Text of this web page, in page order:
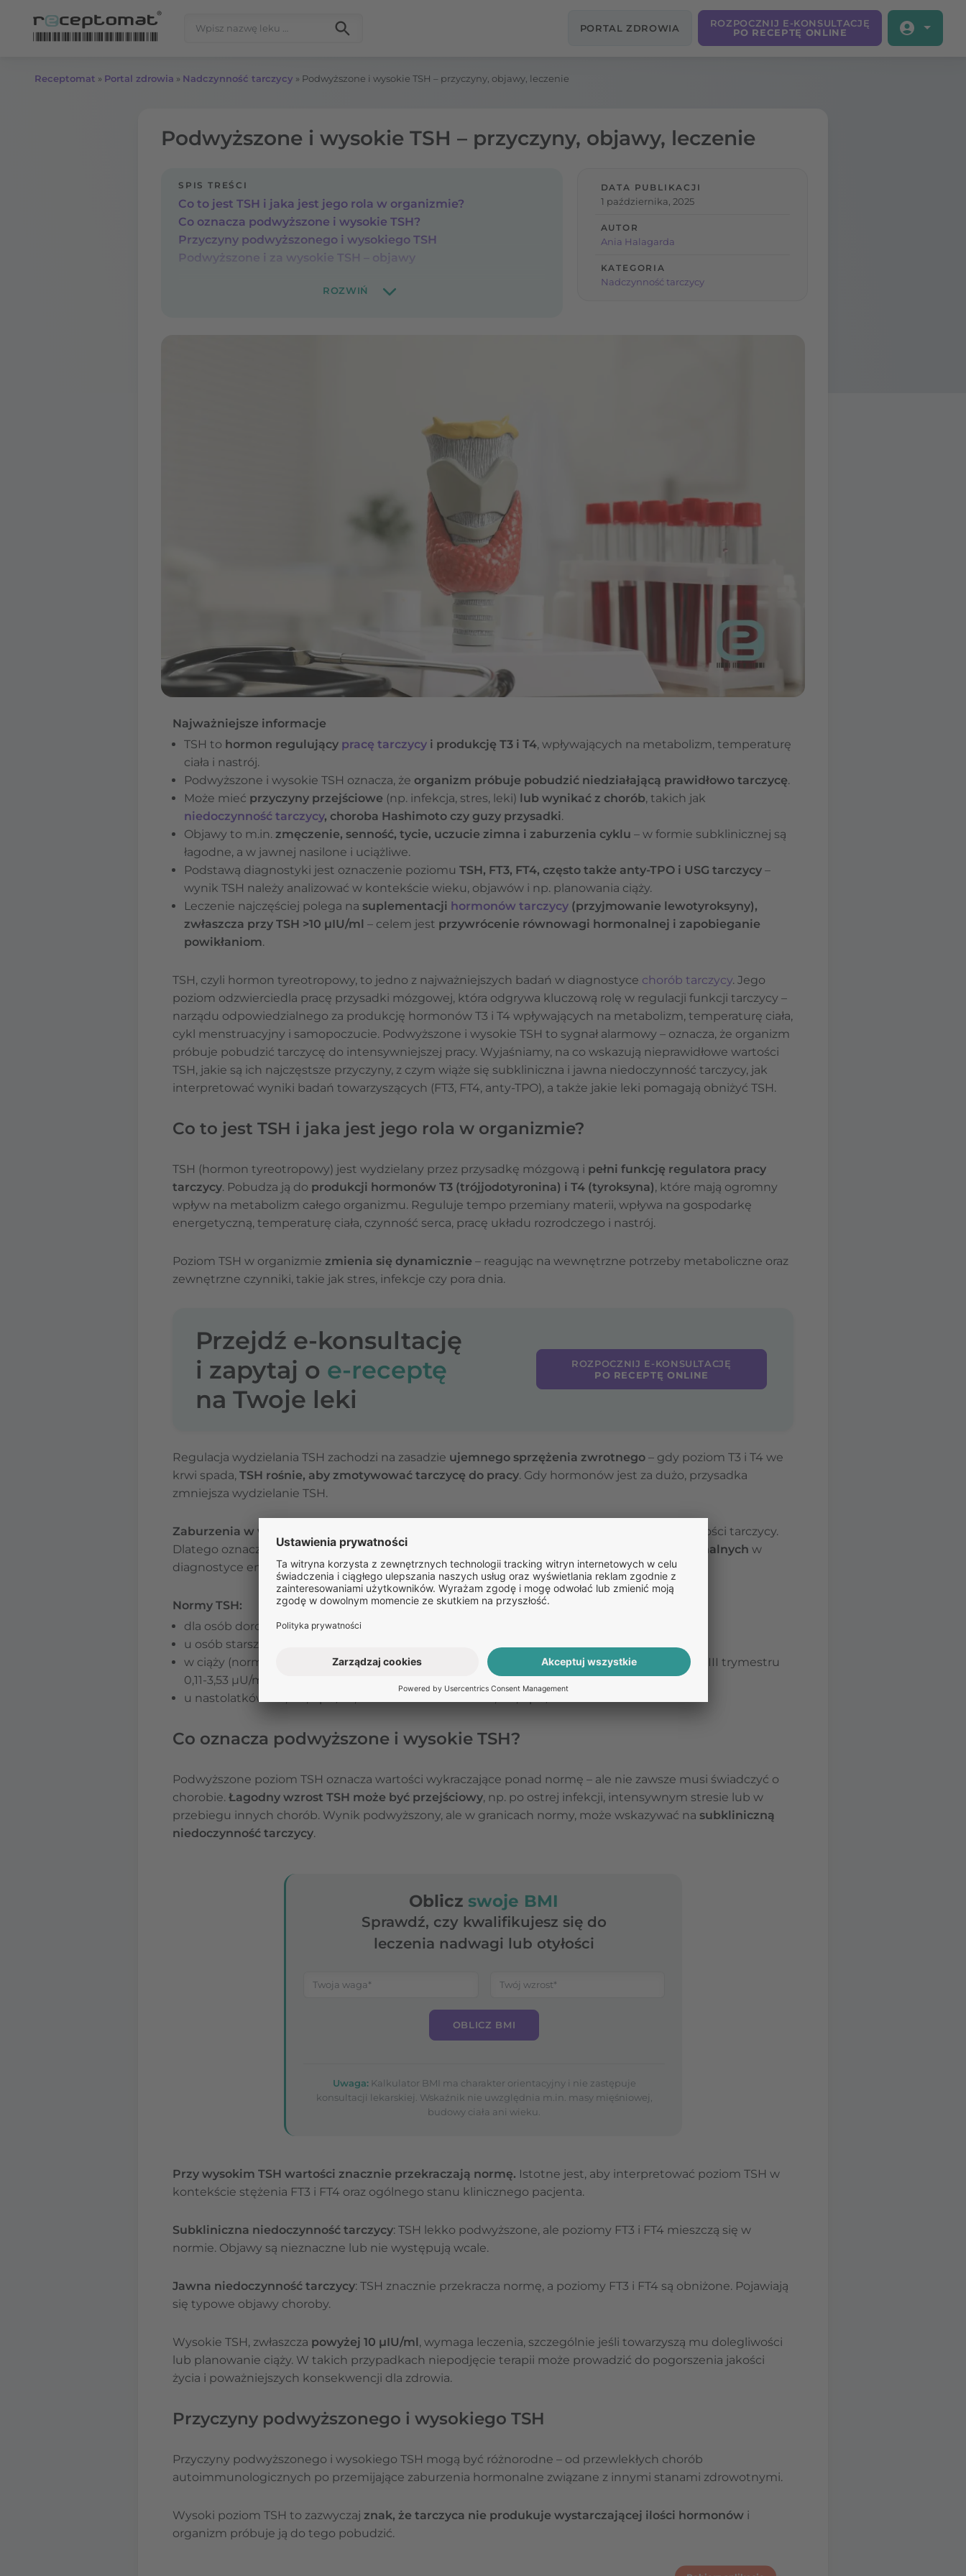
PORTAL ZDROWIA
ROZPOCZNIJ E-KONSULTACJĘ
PO RECEPTĘ ONLINE
Receptomat » Portal zdrowia » Nadczynność tarczycy » Podwyższone i wysokie TSH – przyczyny, objawy, leczenie
Podwyższone i wysokie TSH – przyczyny, objawy, leczenie
SPIS TREŚCI
Co to jest TSH i jaka jest jego rola w organizmie?
Co oznacza podwyższone i wysokie TSH?
Przyczyny podwyższonego i wysokiego TSH
Podwyższone i za wysokie TSH – objawy
DATA PUBLIKACJI
1 października, 2025
AUTOR
Ania Halagarda
KATEGORIA
Nadczynność tarczycy
Najważniejsze informacje
TSH to hormon regulujący pracę tarczycy i produkcję T3 i T4, wpływających na metabolizm, temperaturę
ciała i nastrój.
Podwyższone i wysokie TSH oznacza, że organizm próbuje pobudzić niedziałającą prawidłowo tarczycę.
Może mieć przyczyny przejściowe (np. infekcja, stres, leki) lub wynikać z chorób, takich jak
niedoczynność tarczycy, choroba Hashimoto czy guzy przysadki.
Objawy to m.in. zmęczenie, senność, tycie, uczucie zimna i zaburzenia cyklu – w formie subklinicznej są
łagodne, a w jawnej nasilone i uciążliwe.
Podstawą diagnostyki jest oznaczenie poziomu TSH, FT3, FT4, często także anty-TPO i USG tarczycy –
wynik TSH należy analizować w kontekście wieku, objawów i np. planowania ciąży.
Leczenie najczęściej polega na suplementacji hormonów tarczycy (przyjmowanie lewotyroksyny),
zwłaszcza przy TSH >10 µIU/ml – celem jest przywrócenie równowagi hormonalnej i zapobieganie
powikłaniom.
TSH, czyli hormon tyreotropowy, to jedno z najważniejszych badań w diagnostyce chorób tarczycy. Jego
poziom odzwierciedla pracę przysadki mózgowej, która odgrywa kluczową rolę w regulacji funkcji tarczycy –
narządu odpowiedzialnego za produkcję hormonów T3 i T4 wpływających na metabolizm, temperaturę ciała,
cykl menstruacyjny i samopoczucie. Podwyższone i wysokie TSH to sygnał alarmowy – oznacza, że organizm
próbuje pobudzić tarczycę do intensywniejszej pracy. Wyjaśniamy, na co wskazują nieprawidłowe wartości
TSH, jakie są ich najczęstsze przyczyny, z czym wiąże się subkliniczna i jawna niedoczynność tarczycy, jak
interpretować wyniki badań towarzyszących (FT3, FT4, anty-TPO), a także jakie leki pomagają obniżyć TSH.
Co to jest TSH i jaka jest jego rola w organizmie?
TSH (hormon tyreotropowy) jest wydzielany przez przysadkę mózgową i pełni funkcję regulatora pracy
tarczycy. Pobudza ją do produkcji hormonów T3 (trójjodotyronina) i T4 (tyroksyna), które mają ogromny
wpływ na metabolizm całego organizmu. Reguluje tempo przemiany materii, wpływa na gospodarkę
energetyczną, temperaturę ciała, czynność serca, pracę układu rozrodczego i nastrój.
Poziom TSH w organizmie zmienia się dynamicznie – reagując na wewnętrzne potrzeby metaboliczne oraz
zewnętrzne czynniki, takie jak stres, infekcje czy pora dnia.
Przejdź e-konsultację
i zapytaj o e-receptę
na Twoje leki
ROZPOCZNIJ E-KONSULTACJĘ
PO RECEPTĘ ONLINE
Regulacja wydzielania TSH zachodzi na zasadzie ujemnego sprzężenia zwrotnego – gdy poziom T3 i T4 we
krwi spada, TSH rośnie, aby zmotywować tarczycę do pracy. Gdy hormonów jest za dużo, przysadka
zmniejsza wydzielanie TSH.
Zaburzenia w wydzielaniu TSH
mogą prowadzić zarówno do niedoczynności, jak i nadczynności tarczycy.
Dlatego oznaczenie hormony tyreotropowego
jest to jedno z podstawowych badań hormonalnych w
diagnostyce endokrynologicznej.
Normy TSH:
dla osób dorosłych – 0,4 do 4,0 μU/ml,
u osób starszych (powyżej 70 lat) – do 6,0 µIU/ml,
w ciąży (normy są trochę niższe) – dla I trymestru 0.009-3,18, dla II trymestru 0,05-3,44, a dla III trymestru
0,11-3,53 μU/ml,
u nastolatków – 0,4-5,0 μU/ml, a u dzieci kilkuletnich 0,4-6,0 μU/ml.
Co oznacza podwyższone i wysokie TSH?
Podwyższone poziom TSH oznacza wartości wykraczające ponad normę – ale nie zawsze musi świadczyć o
chorobie. Łagodny wzrost TSH może być przejściowy, np. po ostrej infekcji, intensywnym stresie lub w
przebiegu innych chorób. Wynik podwyższony, ale w granicach normy, może wskazywać na subkliniczną
niedoczynność tarczycy.
Obliczswoje BMI
Sprawdź, czy kwalifikujesz się do
leczenia nadwagi lub otyłości
OBLICZ BMI
Uwaga:Kalkulator BMI ma charakter orientacyjny i nie zastępuje
konsultacji lekarskiej. Wskaźnik nie uwzględnia m.in. masy mięśniowej,
budowy ciała ani wieku.
Przy wysokim TSH wartości znacznie przekraczają normę. Istotne jest, aby interpretować poziom TSH w
kontekście stężenia FT3 i FT4 oraz ogólnego stanu klinicznego pacjenta.
Subkliniczna niedoczynność tarczycy: TSH lekko podwyższone, ale poziomy FT3 i FT4 mieszczą się w
normie. Objawy są nieznaczne lub nie występują wcale.
Jawna niedoczynność tarczycy: TSH znacznie przekracza normę, a poziomy FT3 i FT4 są obniżone. Pojawiają
się typowe objawy choroby.
Wysokie TSH, zwłaszcza powyżej 10 µIU/ml, wymaga leczenia, szczególnie jeśli towarzyszą mu dolegliwości
lub planowanie ciąży. W takich przypadkach niepodjęcie terapii może prowadzić do pogorszenia jakości
życia i poważniejszych konsekwencji dla zdrowia.
Przyczyny podwyższonego i wysokiego TSH
Przyczyny podwyższonego i wysokiego TSH mogą być różnorodne – od przewlekłych chorób
autoimmunologicznych po przemijające zaburzenia hormonalne związane z innymi stanami zdrowotnymi.
Wysoki poziom TSH to zazwyczaj znak, że tarczyca nie produkuje wystarczającej ilości hormonów i
organizm próbuje ją do tego pobudzić.